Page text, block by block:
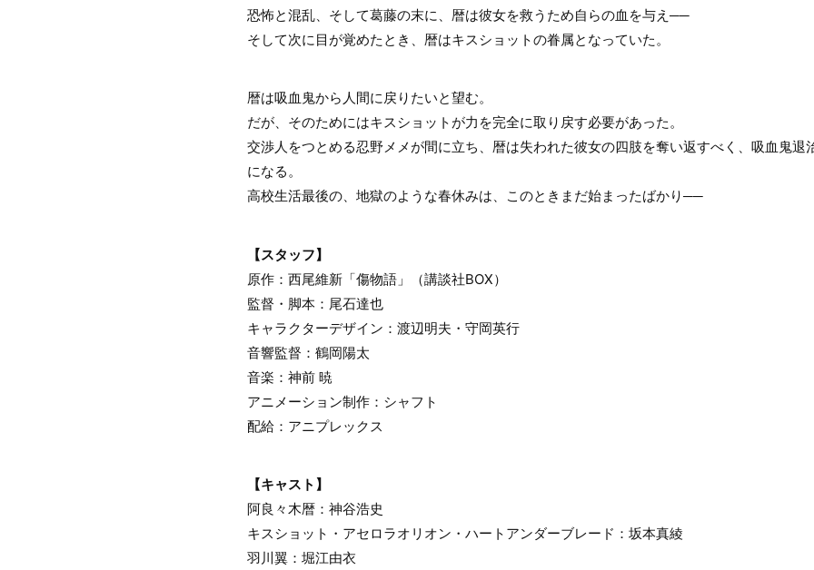
恐怖と混乱、そして葛藤の末に、暦は彼女を救うため自らの血を与え──
そして次に目が覚めたとき、暦はキスショットの眷属となっていた。
暦は吸血鬼から人間に戻りたいと望む。
だが、そのためにはキスショットが力を完全に取り戻す必要があった。
交渉人をつとめる忍野メメが間に立ち、暦は失われた彼女の四肢を奪い返すべく、吸血鬼退
になる。
高校生活最後の、地獄のような春休みは、このときまだ始まったばかり──
【スタッフ】
原作：西尾維新「傷物語」（講談社BOX）
監督・脚本：尾石達也
キャラクターデザイン：渡辺明夫・守岡英行
音響監督：鶴岡陽太
音楽：神前 暁
アニメーション制作：シャフト
配給：アニプレックス
【キャスト】
阿良々木暦：神谷浩史
キスショット・アセロラオリオン・ハートアンダーブレード：坂本真綾
羽川翼：堀江由衣